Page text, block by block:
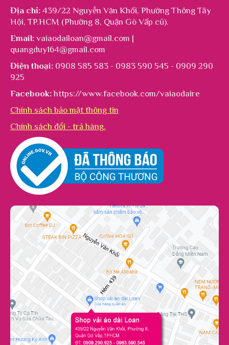
Địa chỉ: 439/22 Nguyễn Văn Khối, Phường Thông Tây
Hội, TP.HCM (Phường 8, Quận Gò Vấp cũ).
Email: vaiaodailoan@gmail.com |
quangduy164@gmail.com
Điện thoại: 0908 585 583 - 0983 590 545 - 0909 290
925
Facebook: https://www.facebook.com/vaiaodaire
Chính sách bảo mật thông tin
Chính sách đổi - trả hàng.